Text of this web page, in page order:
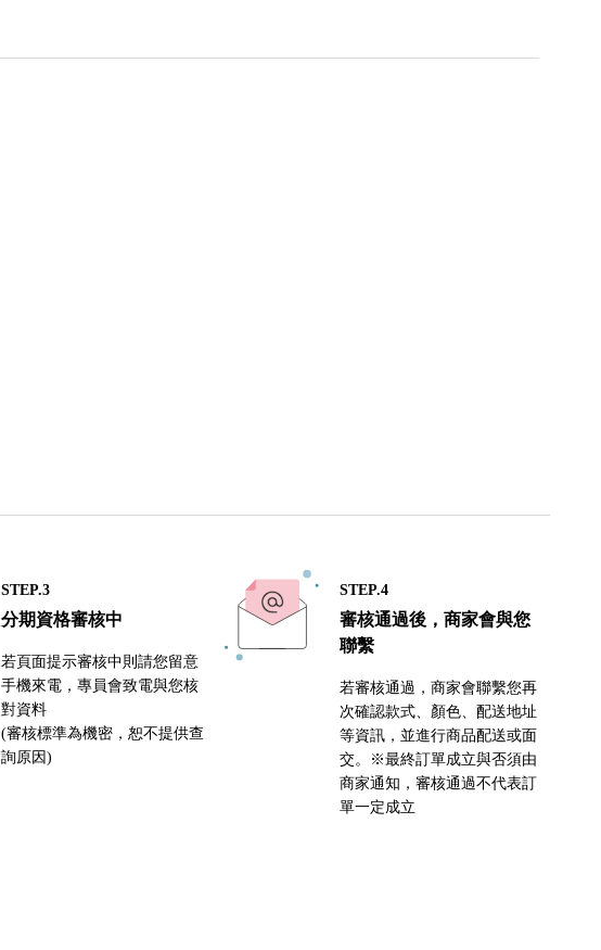
STEP.3
分期資格審核中
若頁面提示審核中則請您留意
手機來電，專員會致電與您核
對資料
(審核標準為機密，恕不提供查
詢原因)
STEP.4
審核通過後，商家會與您
聯繫
若審核通過，商家會聯繫您再
次確認款式、顏色、配送地址
等資訊，並進行商品配送或面
交。※最終訂單成立與否須由
商家通知，審核通過不代表訂
單一定成立